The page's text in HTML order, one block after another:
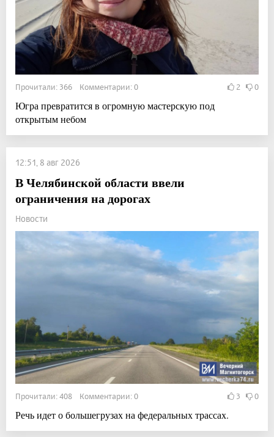
Прочитали: 366 Комментарии: 0 2 0
Югра превратится в огромную мастерскую под
открытым небом
12:51, 8 авг 2026
В Челябинской области ввели
ограничения на дорогах
Новости
Прочитали: 408 Комментарии: 0 3 0
Речь идет о большегрузах на федеральных трассах.